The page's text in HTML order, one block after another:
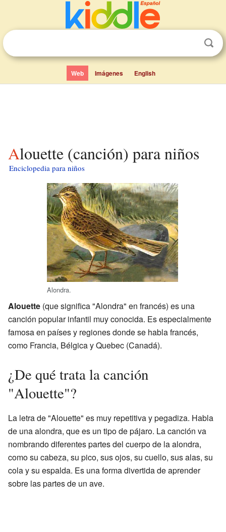
Web Imágenes English
Alouette (canción) para niños
Enciclopedia para niños
Alondra.
Alouette (que significa "Alondra" en francés) es una
canción popular infantil muy conocida. Es especialmente
famosa en países y regiones donde se habla francés,
como Francia, Bélgica y Quebec (Canadá).
¿De qué trata la canción
"Alouette"?
La letra de "Alouette" es muy repetitiva y pegadiza. Habla
de una alondra, que es un tipo de pájaro. La canción va
nombrando diferentes partes del cuerpo de la alondra,
como su cabeza, su pico, sus ojos, su cuello, sus alas, su
cola y su espalda. Es una forma divertida de aprender
sobre las partes de un ave.